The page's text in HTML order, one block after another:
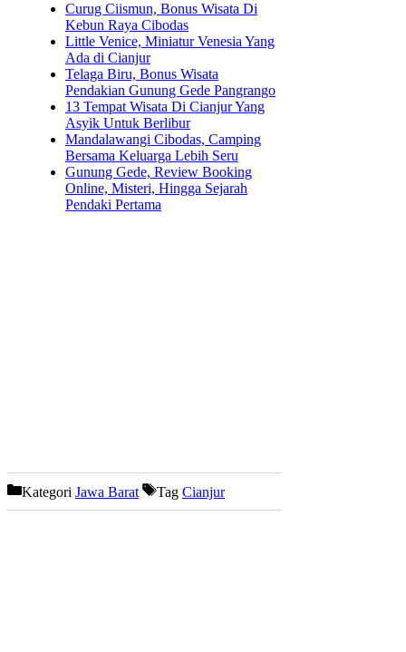
Curug Ciismun, Bonus Wisata Di
Kebun Raya Cibodas
Little Venice, Miniatur Venesia Yang
Ada di Cianjur
Telaga Biru, Bonus Wisata
Pendakian Gunung Gede Pangrango
13 Tempat Wisata Di Cianjur Yang
Asyik Untuk Berlibur
Mandalawangi Cibodas, Camping
Bersama Keluarga Lebih Seru
Gunung Gede, Review Booking
Online, Misteri, Hingga Sejarah
Pendaki Pertama
Kategori Jawa Barat Tag Cianjur